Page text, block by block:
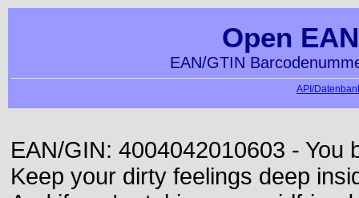
Open
EAN/GTIN
API/
EAN/GIN: 4004042010603 - You
Keep your dirty feelings deep